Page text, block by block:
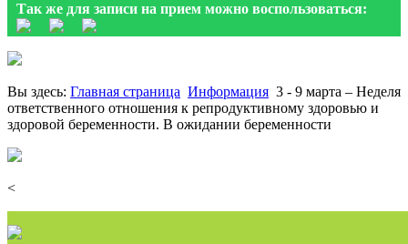
Так же для записи на прием можно воспользоваться:
Вы здесь: Главная страница Информация 3 - 9 марта – Неделя
ответственного отношения к репродуктивному здоровью и
здоровой беременности. В ожидании беременности
<